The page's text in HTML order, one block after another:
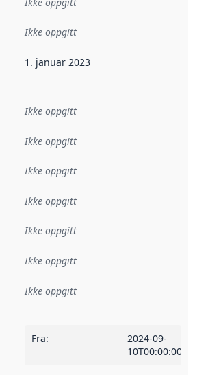
:
Ikke oppgitt
datoen sier når dataene i dette
1. januar 2023
Ikke oppgitt
Ikke oppgitt
Ikke oppgitt
Ikke oppgitt
Ikke oppgitt
Ikke oppgitt
:
Ikke oppgitt
Fra:
2024-09-
10T00:00:00Z